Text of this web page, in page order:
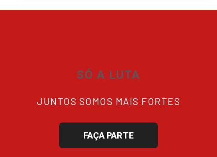
SÓ A LUTA
JUNTOS SOMOS MAIS FORTES
FAÇA PARTE